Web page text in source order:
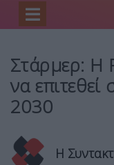
Home
Στάρμερ: Η
να
2030
Η